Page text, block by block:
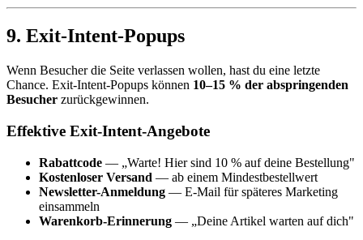
9. Exit-Intent-Popups
Wenn Besucher die Seite verlassen wollen, hast du eine letzte
Chance. Exit-Intent-Popups können 10–15 % der abspringenden
Besucher zurückgewinnen.
Effektive Exit-Intent-Angebote
Rabattcode — „Warte! Hier sind 10 % auf deine Bestellung"
Kostenloser Versand — ab einem Mindestbestellwert
Newsletter-Anmeldung — E-Mail für späteres Marketing
einsammeln
Warenkorb-Erinnerung — „Deine Artikel warten auf dich"